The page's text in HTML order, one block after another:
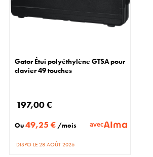
Gator Étui polyéthylène GTSA pour
clavier 49 touches
197,00 €
Ou49,25 € /mois avec
DISPO LE 28 AOÛT 2026